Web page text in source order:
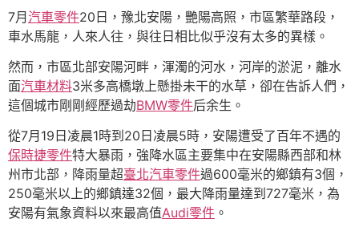
7月汽車零件20日，豫北安陽，艷陽高照，市區繁華路段，
車水馬龍，人來人往，與往日相比似乎沒有太多的異樣。
然而，市區北部安陽河畔，渾濁的河水，河岸的淤泥，離水
面汽車材料3米多高橋墩上懸掛未干的水草，卻在告訴人們，
這個城市剛剛經歷過劫BMW零件后余生。
從7月19日凌晨1時到20日凌晨5時，安陽遭受了百年不遇的
保時捷零件特大暴雨，強降水區主要集中在安陽縣西部和林
州市北部，降雨量超臺北汽車零件過600毫米的鄉鎮有3個，
250毫米以上的鄉鎮達32個，最大降雨量達到727毫米，為
安陽有氣象資料以來最高值Audi零件 。